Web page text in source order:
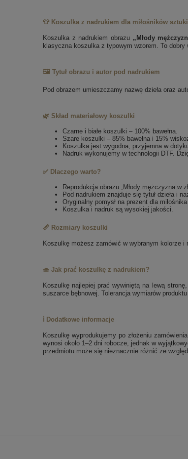
👕 Koszulka z nadrukiem dla miłośników sztuki
Koszulka z nadrukiem obrazu „Młody
klasyczna koszulka z typowym wzorem. To
🖼️ Tytuł obrazu i autor pod nadrukiem
Pod obrazem umieszczamy nazwę dzieła oraz
🌿 Skład materiałowy koszulki
Czarne i białe koszulki – 100% bawełna.
Szare koszulki – 85% bawełna i 15%
Koszulka jest wygodna, przyjemna w
Nadruk wykonujemy w technologii DTF.
✅ Dlaczego warto?
Reprodukcja obrazu „Młody mężczyzna w
Pod nadrukiem znajduje się tytuł dzieła i
Oryginalny pomysł na prezent dla miłośnika
Koszulka i nadruk są wysokiej jakości.
📏 Rozmiary koszulki
Koszulkę możesz zamówić w wybranym kolorze i
🧺 Jak prać koszulkę z nadrukiem?
Koszulkę najlepiej prać wywiniętą na lewą
suszarce bębnowej. Tolerancja wymiarów
ℹ️ Dodatkowe informacje
Koszulkę wyprodukujemy po złożeniu
wynosi około 1–2 dni robocze, jednak w
przedmiotu może się nieznacznie różnić ze